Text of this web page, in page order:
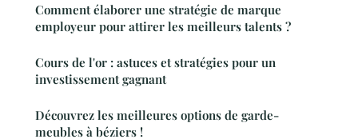
Comment élaborer une stratégie de marque
employeur pour attirer les meilleurs talents ?
Cours de l'or : astuces et stratégies pour un
investissement gagnant
Découvrez les meilleures options de garde-
meubles à béziers !